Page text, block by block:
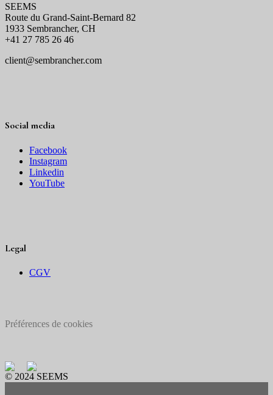
SEEMS
Route du Grand-Saint-Bernard 82
1933 Sembrancher, CH
+41 27 785 26 46
client@sembrancher.com
Social media
Facebook
Instagram
Linkedin
YouTube
Legal
CGV
Préférences de cookies
© 2024 SEEMS